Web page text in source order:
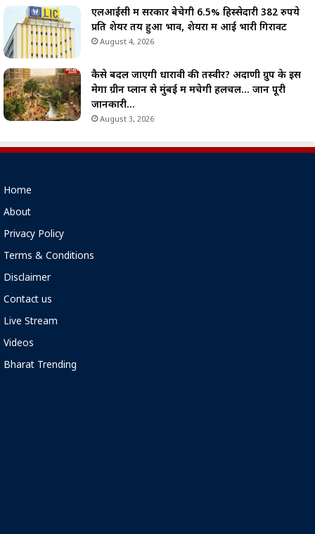
एलआईसी में सरकार बेचेगी 6.5% हिस्सेदारी 382 रुपये
प्रति शेयर तय हुआ भाव, शेयरों में आई भारी गिरावट
August 4, 2026
कैसे बदल जाएगी धारावी की तस्वीर? अदाणी ग्रुप के इस
मेगा ग्रीन प्लान से मुंबई में मचेगी हलचल… जानें पूरी
जानकारी…
August 3, 2026
Home
About
Privacy Policy
Terms & Conditions
Disclaimer
Contact us
Live Stream
Videos
Bharat Trending